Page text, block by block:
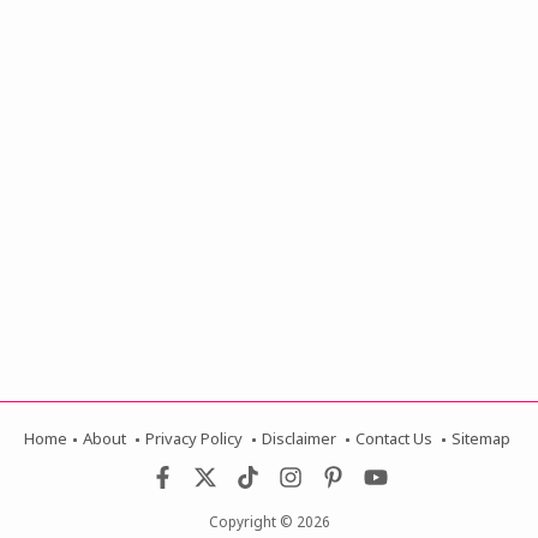
Home About Privacy Policy Disclaimer Contact Us Sitemap
Copyright © 2026